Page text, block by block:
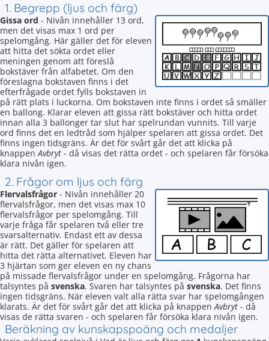
1. Begrepp (ljus och färg)
Gissa ord - Nivån innehåller 13 ord,
men det visas max 1 ord per
spelomgång. Här gäller det för eleven
att hitta det sökta ordet eller
meningen genom att föreslå
bokstäver från alfabetet. Om den
föreslagna bokstaven finns i det
efterfrågade ordet fylls bokstaven in
på rätt plats i luckorna. Om bokstaven inte finns i ordet så smäller
en ballong. Klarar eleven att gissa rätt bokstäver och hitta ordet
innan alla 3 ballonger tar slut har spelrundan vunnits. Till varje
ord finns det en ledtråd som hjälper spelaren att gissa ordet. Det
finns ingen tidsgräns. Är det för svårt går det att klicka på
knappenAvbryt - då visas det rätta ordet - och spelaren får försöka
klara nivån igen.
2. Frågor om ljus och färg
Flervalsfrågor - Nivån innehåller 20
flervalsfrågor, men det visas max 10
flervalsfrågor per spelomgång. Till
varje fråga får spelaren två eller tre
svarsalternativ. Endast ett av dessa
är rätt. Det gäller för spelaren att
hitta det rätta alternativet. Eleven har
3 hjärtan som ger eleven en ny chans
på missade flervalsfrågor under en spelomgång. Frågorna har
talsyntes på svenska. Svaren har talsyntes på svenska. Det finns
ingen tidsgräns. När eleven valt alla rätta svar har spelomgången
klarats. Är det för svårt går det att klicka på knappenAvbryt - då
visas de rätta svaren - och spelaren får försöka klara nivån igen.
Beräkning av kunskapspoäng och medaljer